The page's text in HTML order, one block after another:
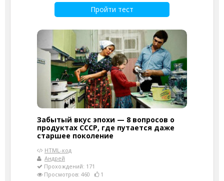
Пройти тест
Забытый вкус эпохи — 8 вопросов о
продуктах СССР, где путается даже
старшее поколение
HTML-код
Андрей
Прохождений: 171
Просмотров: 460
1